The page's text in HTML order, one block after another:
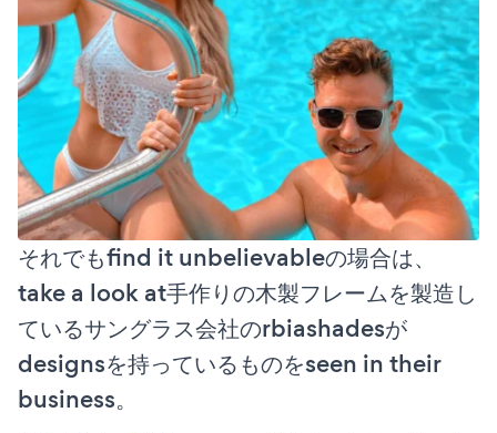
それでもfind it unbelievableの場合は、
take a look at手作りの木製フレームを製造し
ているサングラス会社のrbiashadesが
designsを持っているものをseen in their
business。